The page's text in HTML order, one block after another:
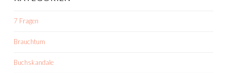
7 Fragen
Brauchtum
Buchskandale